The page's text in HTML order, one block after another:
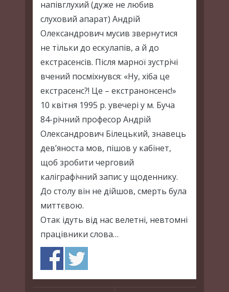
напівглухий (дуже не любив
слуховий апарат) Андрій
Олександрович мусив звернутися
не тільки до ескулапів, а й до
екстрасенсів. Після марної зустрічі
вчений посміхнувся: «Ну, хіба це
екстрасенс?! Це – екстранонсенс!»
10 квітня 1995 р. увечері у м. Буча
84-річний професор Андрій
Олександрович Білецький, знавець
дев’яноста мов, пішов у кабінет,
щоб зробити черговий
каліграфічний запис у щоденнику.
До столу він не дійшов, смерть була
миттєвою.
Отак ідуть від нас велетні, невтомні
працівники слова…